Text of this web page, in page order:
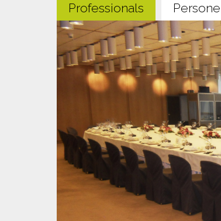
Professionals